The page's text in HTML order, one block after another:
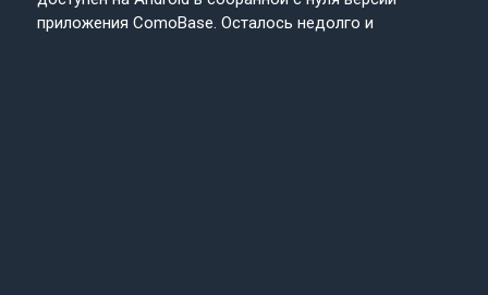
приложения ComoBase. Осталось недолго и